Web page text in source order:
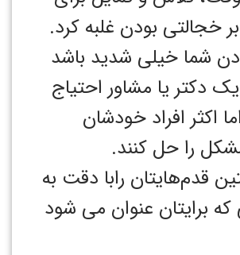
خجالتی بودن غلبه کرد.
شما خیلی شدید باشد
دکتر یا مشاور احتیاج
اکثر افراد خودشان
را حل کنند.
قدم‌هایتان رابا دقت به
که برایتان عنوان می شود